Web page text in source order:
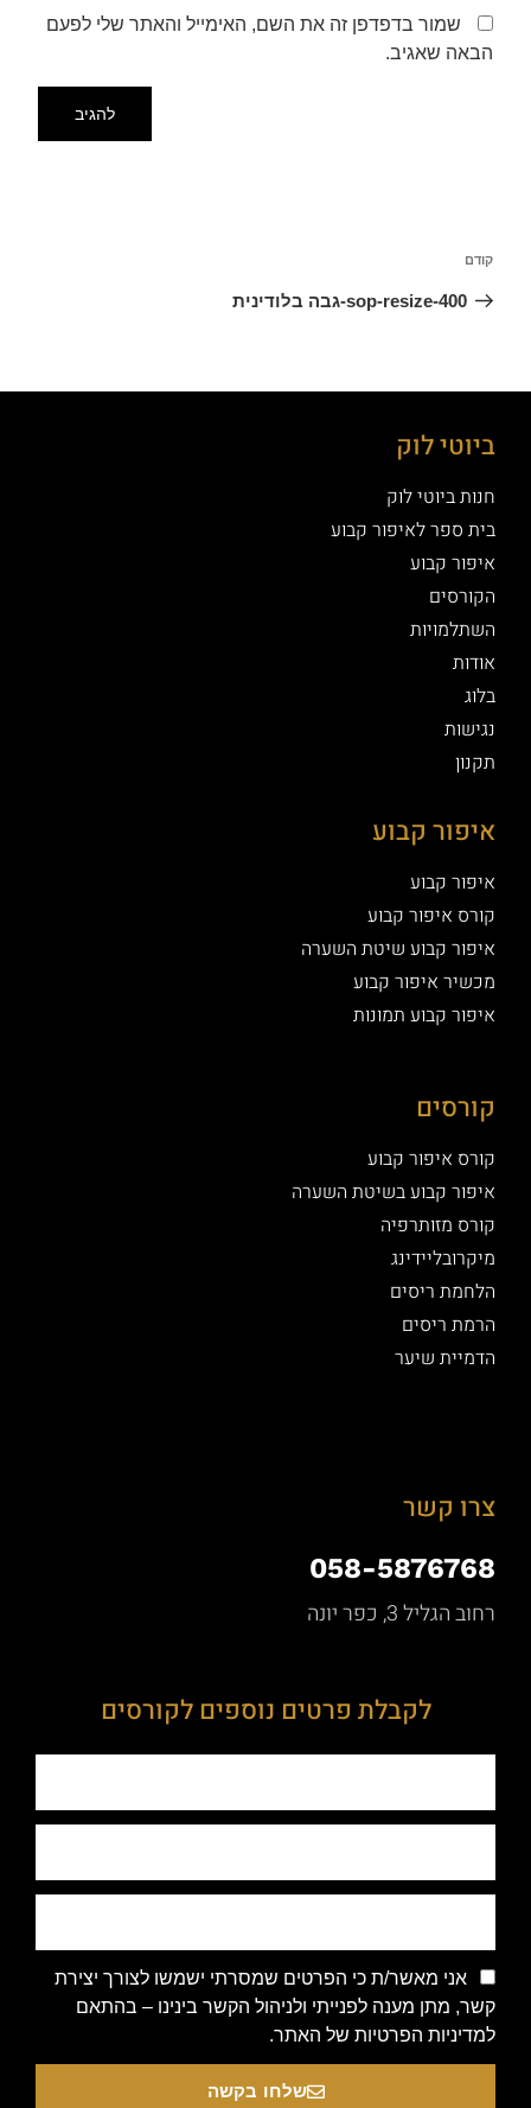
שמור בדפדפן זה את השם, האימייל והאתר שלי לפעם
הבאה שאגיב.
קודם
sop-resize-400-גבה בלודינית
ביוטי לוק
חנות ביוטי לוק
בית ספר לאיפור קבוע
איפור קבוע
הקורסים
השתלמויות
אודות
בלוג
נגישות
תקנון
איפור קבוע
איפור קבוע
קורס איפור קבוע
איפור קבוע שיטת השערה
מכשיר איפור קבוע
איפור קבוע תמונות
קורסים
קורס איפור קבוע
איפור קבוע בשיטת השערה
קורס מזותרפיה
מיקרובליידינג
הלחמת ריסים
הרמת ריסים
הדמיית שיער
צרו קשר
058-5876768
רחוב הגליל 3, כפר יונה
לקבלת פרטים נוספים לקורסים
אני מאשר/ת כי הפרטים שמסרתי ישמשו לצורך יצירת
קשר, מתן מענה לפנייתי ולניהול הקשר בינינו – בהתאם
למדיניות הפרטיות של האתר.
שלחו בקשה